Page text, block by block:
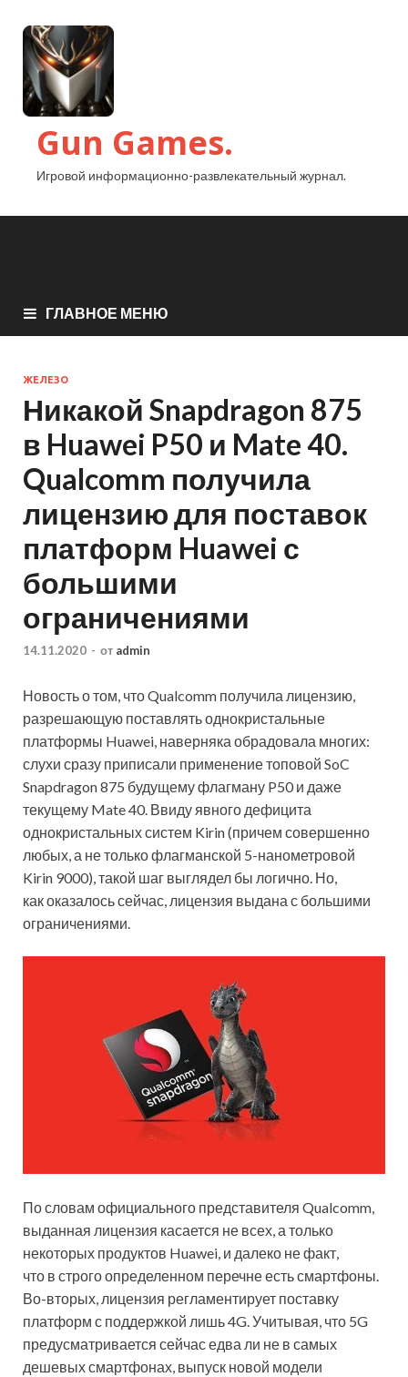
Gun Games.
Игровой информационно-развлекательный журнал.
ГЛАВНОЕ МЕНЮ
ЖЕЛЕЗО
Никакой Snapdragon 875
в Huawei P50 и Mate 40.
Qualcomm получила
лицензию для поставок
платформ Huawei с
большими
ограничениями
14.11.2020 - от admin
Новость о том, что Qualcomm получила лицензию,
разрешающую поставлять однокристальные
платформы Huawei, наверняка обрадовала многих:
слухи сразу приписали применение топовой SoC
Snapdragon 875 будущему флагману P50 и даже
текущему Mate 40. Ввиду явного дефицита
однокристальных систем Kirin(причем совершенно
любых, а не только флагманской 5-нанометровой
Kirin 9000), такой шаг выглядел бы логично. Но,
как оказалось сейчас, лицензия выдана с большими
ограничениями.
По словам официального представителя Qualcomm,
выданная лицензия касается не всех, а только
некоторых продуктов Huawei, и далеко не факт,
что в строго определенном перечне есть смартфоны.
Во-вторых, лицензия регламентирует поставку
платформ с поддержкой лишь 4G. Учитывая, что 5G
предусматривается сейчас едва ли не в самых
дешевых смартфонах, выпуск новой модели